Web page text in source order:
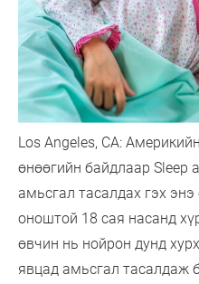
Los Angeles, CA:
өнөөгийн байдлаар Sleep
амьсгал тасалдах гэх
оноштой 18 сая насанд
өвчин нь нойрон дунд
явцад амьсгал тасалдаж